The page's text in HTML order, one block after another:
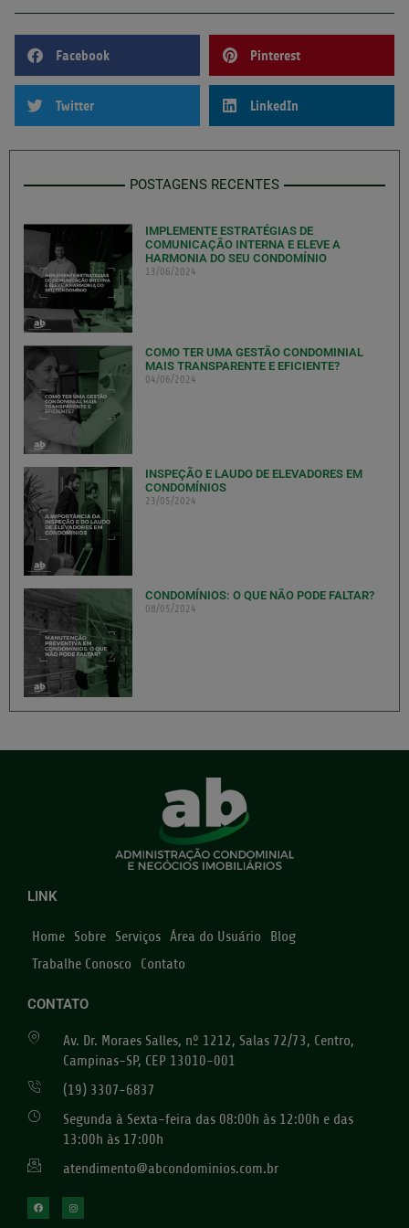
Facebook Pinterest
Twitter LinkedIn
POSTAGENS RECENTES
IMPLEMENTE ESTRATÉGIAS DE
COMUNICAÇÃO INTERNA E ELEVE A
HARMONIA DO SEU CONDOMÍNIO
13/06/2024
COMO TER UMA GESTÃO CONDOMINIAL
MAIS TRANSPARENTE E EFICIENTE?
04/06/2024
INSPEÇÃO E LAUDO DE ELEVADORES EM
CONDOMÍNIOS
23/05/2024
CONDOMÍNIOS: O QUE NÃO PODE FALTAR?
08/05/2024
LINK
Home Sobre Serviços Área do Usuário
Blog
Trabalhe Conosco
Contato
CONTATO
Av. Dr. Moraes Salles, nº 1212, Salas 72/73, Centro,
Campinas-SP, CEP 13010-001
(19) 3307-6837
Segunda à Sexta-feira das 08:00h às 12:00h e das
13:00h às 17:00h
atendimento@abcondominios.com.br